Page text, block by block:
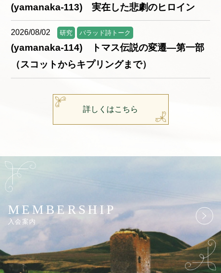
(yamanaka-113) 実在した悲劇のヒロイン
2026/08/02 研究 バラッド詩トーク
(yamanaka-114) トマス伝説の変遷—第一部
（スコットからキプリングまで）
詳しくはこちら
MEMBERSHIP
入会案内